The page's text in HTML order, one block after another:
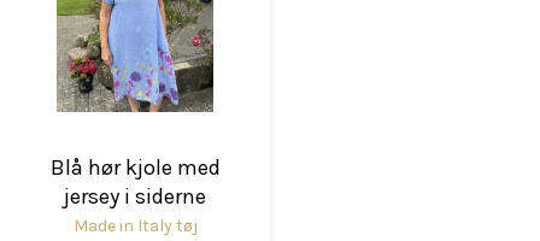
Blå hør kjole med
jersey i siderne
Made in Italy tøj